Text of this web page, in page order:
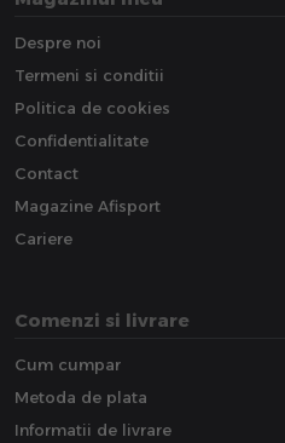
Despre noi
Termeni si conditii
Politica de cookies
Confidentialitate
Contact
Magazine Afisport
Cariere
Comenzi si livrare
Cum cumpar
Metoda de plata
Informatii de livrare